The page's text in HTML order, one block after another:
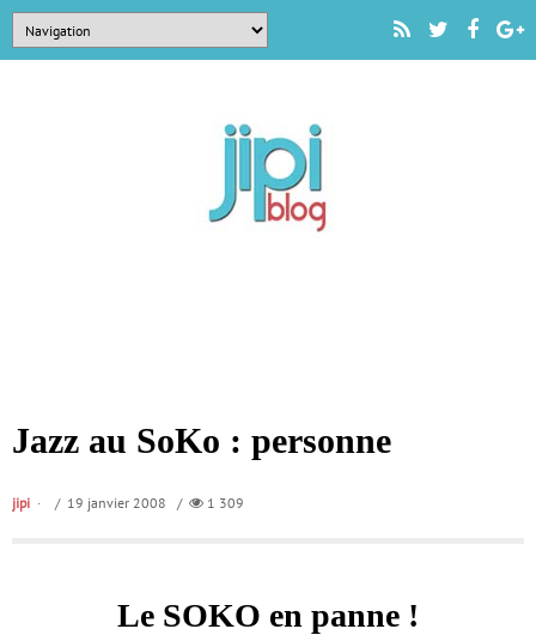
Jazz au SoKo : personne
jipi / 19 janvier 2008 / 1 309
Le SOKO en panne !